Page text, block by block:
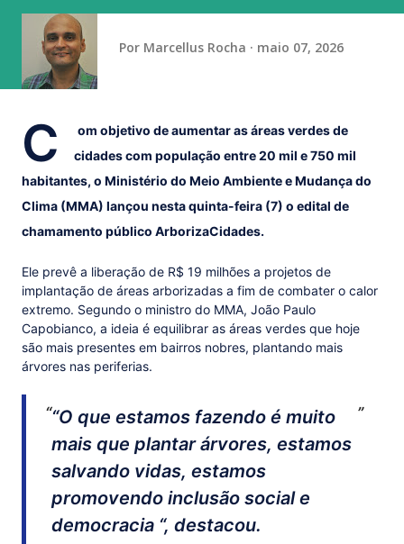
Por Marcellus Rocha maio 07, 2026
C
om objetivo de aumentar as áreas verdes de
cidades com população entre 20 mil e 750 mil
habitantes, o Ministério do Meio Ambiente e Mudança do
Clima (MMA) lançou nesta quinta-feira (7) o edital de
chamamento público ArborizaCidades.
Ele prevê a liberação de R$ 19 milhões a projetos de
implantação de áreas arborizadas a fim de combater o calor
extremo. Segundo o ministro do MMA, João Paulo
Capobianco, a ideia é equilibrar as áreas verdes que hoje
são mais presentes em bairros nobres, plantando mais
árvores nas periferias.
“O que estamos fazendo é muito
mais que plantar árvores, estamos
salvando vidas, estamos
promovendo inclusão social e
democracia “, destacou.